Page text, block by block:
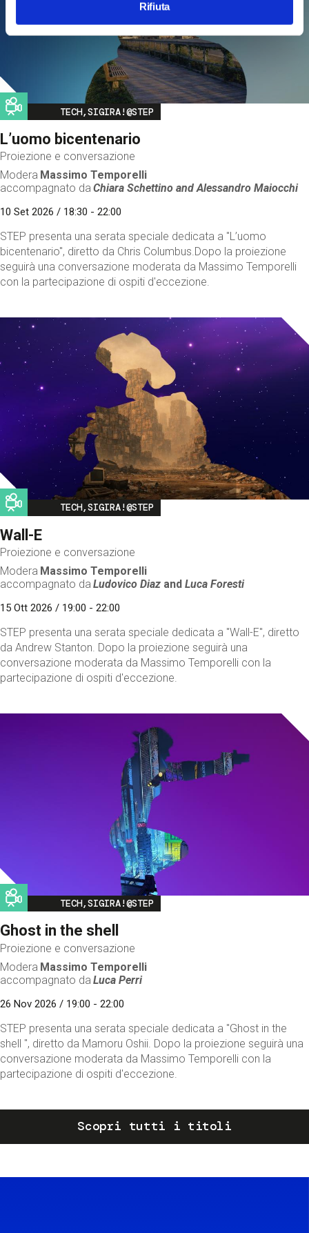
Rifiuta
Image
TECH,SIGIRA!@STEP
L’uomo bicentenario
Proiezione e conversazione
Modera Massimo Temporelli
accompagnato da Chiara Schettino andAlessandro Maiocchi
10 Set 2026 / 18:30 - 22:00
STEP presenta una serata speciale dedicata a "L’uomo
bicentenario", diretto da Chris Columbus.Dopo la proiezione
seguirà una conversazione moderata da Massimo Temporelli
con la partecipazione di ospiti d'eccezione.
Image
TECH,SIGIRA!@STEP
Wall-E
Proiezione e conversazione
Modera Massimo Temporelli
accompagnato da Ludovico Diaz andLuca Foresti
15 Ott 2026 / 19:00 - 22:00
STEP presenta una serata speciale dedicata a "Wall-E", diretto
da Andrew Stanton. Dopo la proiezione seguirà una
conversazione moderata da Massimo Temporelli con la
partecipazione di ospiti d'eccezione.
Image
TECH,SIGIRA!@STEP
Ghost in the shell
Proiezione e conversazione
Modera Massimo Temporelli
accompagnato da Luca Perri
26 Nov 2026 / 19:00 - 22:00
STEP presenta una serata speciale dedicata a "Ghost in the
shell ", diretto da Mamoru Oshii. Dopo la proiezione seguirà una
conversazione moderata da Massimo Temporelli con la
partecipazione di ospiti d'eccezione.
Scopri tutti i titoli